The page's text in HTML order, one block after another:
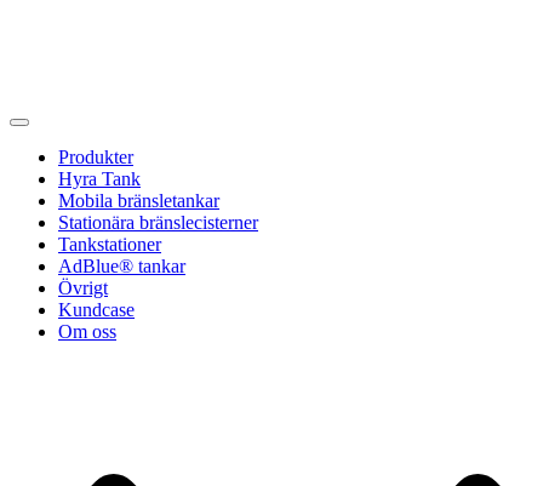
Produkter
Hyra Tank
Mobila bränsletankar
Stationära bränslecisterner
Tankstationer
AdBlue® tankar
Övrigt
Kundcase
Om oss